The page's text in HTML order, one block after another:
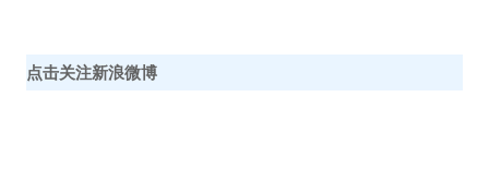
点击关注新浪微博